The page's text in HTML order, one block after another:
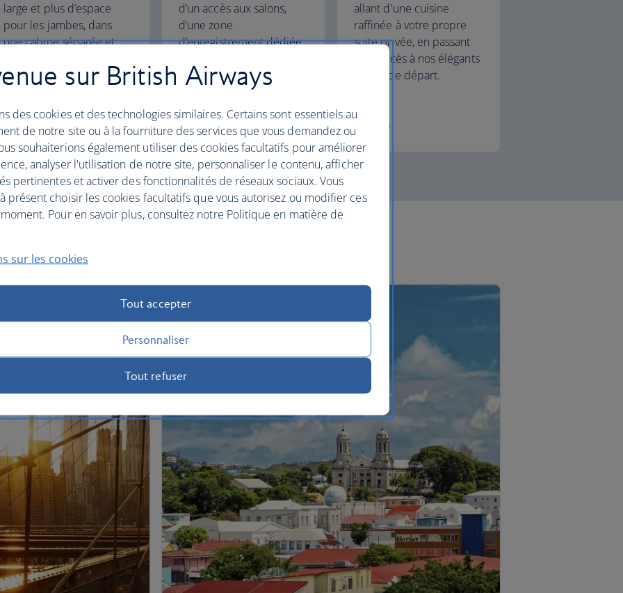
large et plus d’espace
pour les jambes, dans
une cabine séparée et
World Traveller Plus
d’un accès aux salons,
d’une zone
d’enregistrement dédiée
horizontaux pour un
sommeil réparateur.
Club World
allant d'une cuisine
raffinée à votre propre
suite privée, en passant
par l'accès à nos élégants
salons de départ.
First
offres
sur British Airways
des cookies et des technologies similaires. Certains sont essentiels au
de notre site ou à la fourniture des services que vous demandez ou
souhaiterions également utiliser des cookies facultatifs pour améliorer
analyser l'utilisation de notre site, personnaliser le contenu, afficher
pertinentes et activer des fonctionnalités de réseaux sociaux. Vous
présent choisir les cookies facultatifs que vous autorisez ou modifier ces
Pour en savoir plus, consultez notre Politique en matière de
sur les cookies
Tout accepter
Personnaliser
Tout refuser